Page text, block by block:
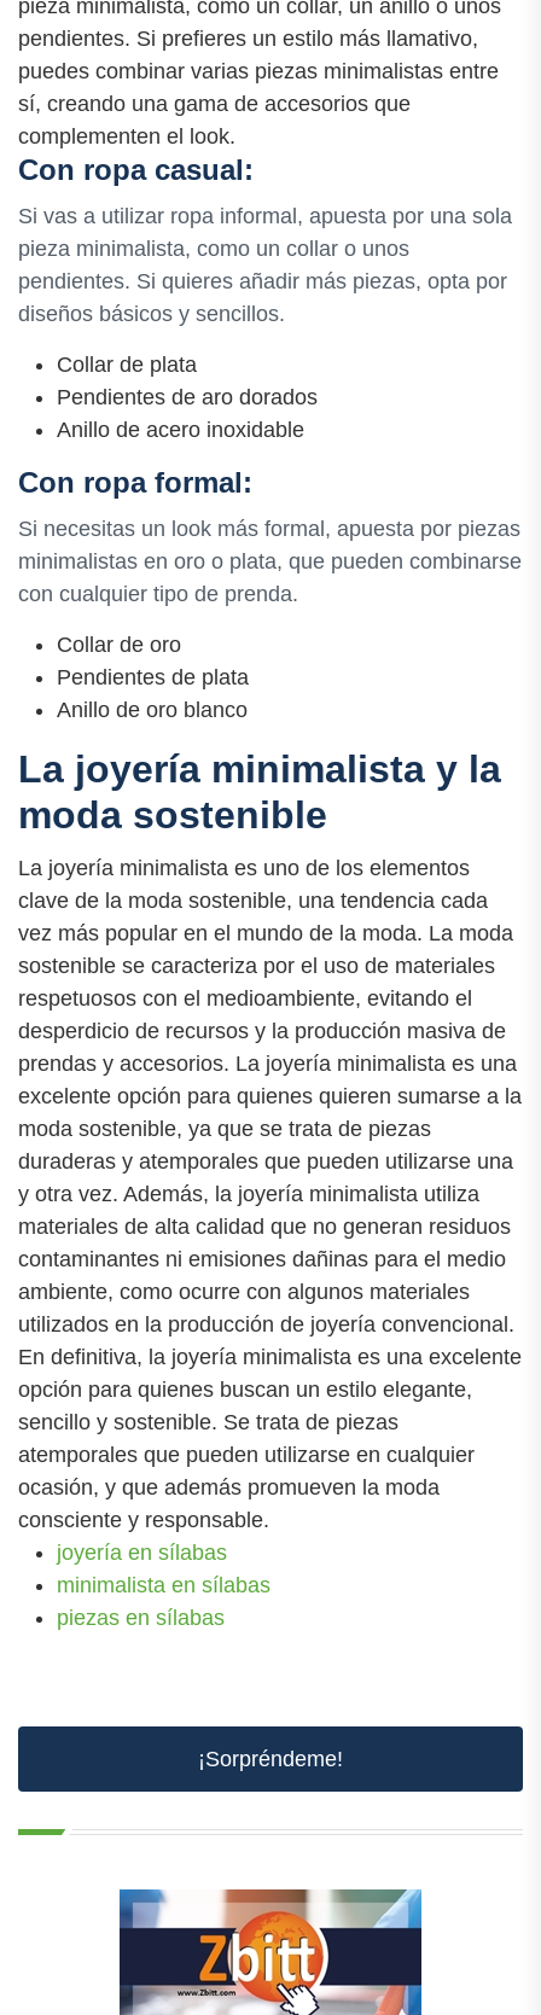
pieza minimalista, como un collar, un anillo o unos
pendientes. Si prefieres un estilo más llamativo,
puedes combinar varias piezas minimalistas entre
sí, creando una gama de accesorios que
complementen el look.
Con ropa casual:
Si vas a utilizar ropa informal, apuesta por una sola
pieza minimalista, como un collar o unos
pendientes. Si quieres añadir más piezas, opta por
diseños básicos y sencillos.
Collar de plata
Pendientes de aro dorados
Anillo de acero inoxidable
Con ropa formal:
Si necesitas un look más formal, apuesta por piezas
minimalistas en oro o plata, que pueden combinarse
con cualquier tipo de prenda.
Collar de oro
Pendientes de plata
Anillo de oro blanco
La joyería minimalista y la
moda sostenible
La joyería minimalista es uno de los elementos
clave de la moda sostenible, una tendencia cada
vez más popular en el mundo de la moda. La moda
sostenible se caracteriza por el uso de materiales
respetuosos con el medioambiente, evitando el
desperdicio de recursos y la producción masiva de
prendas y accesorios. La joyería minimalista es una
excelente opción para quienes quieren sumarse a la
moda sostenible, ya que se trata de piezas
duraderas y atemporales que pueden utilizarse una
y otra vez. Además, la joyería minimalista utiliza
materiales de alta calidad que no generan residuos
contaminantes ni emisiones dañinas para el medio
ambiente, como ocurre con algunos materiales
utilizados en la producción de joyería convencional.
En definitiva, la joyería minimalista es una excelente
opción para quienes buscan un estilo elegante,
sencillo y sostenible. Se trata de piezas
atemporales que pueden utilizarse en cualquier
ocasión, y que además promueven la moda
consciente y responsable.
joyería en sílabas
minimalista en sílabas
piezas en sílabas
¡Sorpréndeme!